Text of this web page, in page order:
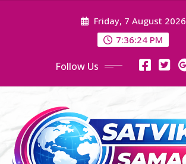
Friday, 7 August 2026
7:36:25 PM
Follow Us